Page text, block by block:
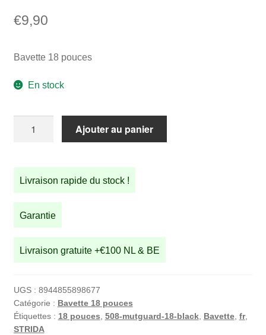
€9,90
Bavette 18 pouces
En stock
18
pouces
Ajouter au panier
Livraison rapide du stock !
Garantie
Livraison gratuite +€100 NL & BE
UGS : 8944855898677
Catégorie : Bavette 18 pouces
Étiquettes : 18 pouces 508-mutguard-18-black, Bavette, fr,
STRIDA